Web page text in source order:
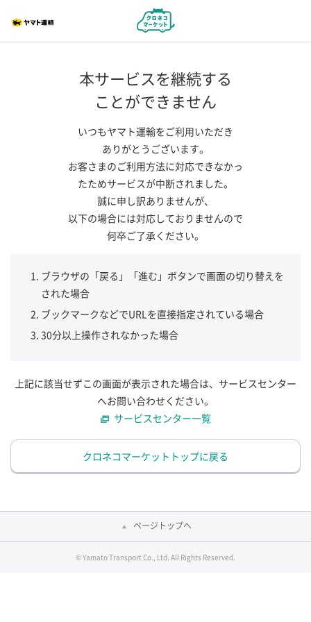
本サービスを継続する
ことができません
いつもヤマト運輸をご利用いただき
ありがとうございます。
お客さまのご利用方法に対応できなかっ
たためサービスが中断されました。
誠に申し訳ありませんが、
以下の場合には対応しておりませんので
何卒ご了承ください。
ブラウザの「戻る」「進む」ボタンで画面の切り替えを
された場合
ブックマークなどでURLを直接指定されている場合
30分以上操作されなかった場合
上記に該当せずこの画面が表示された場合は、サービスセンター
へお問い合わせください。
サービスセンター一覧
クロネコマーケットトップに戻る
ページトップへ
© Yamato Transport Co., Ltd. All Rights Reserved.